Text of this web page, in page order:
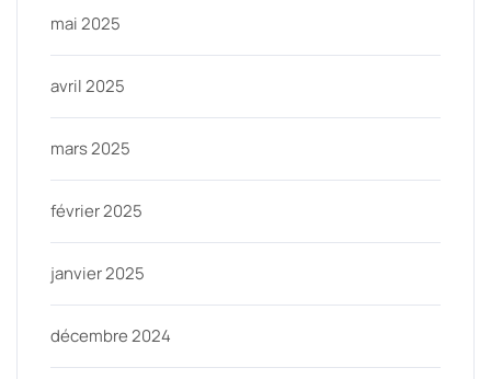
mai 2025
avril 2025
mars 2025
février 2025
janvier 2025
décembre 2024